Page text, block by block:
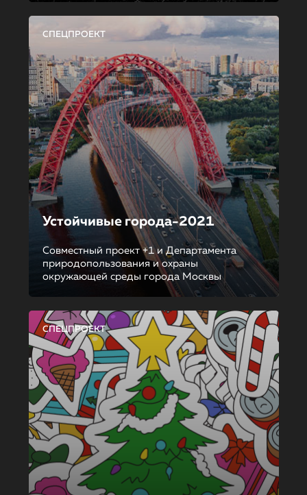
СПЕЦПРОЕКТ
Устойчивые города-2021
Совместный проект +1 и Департамента
природопользования и охраны
окружающей среды города Москвы
СПЕЦПРОЕКТ